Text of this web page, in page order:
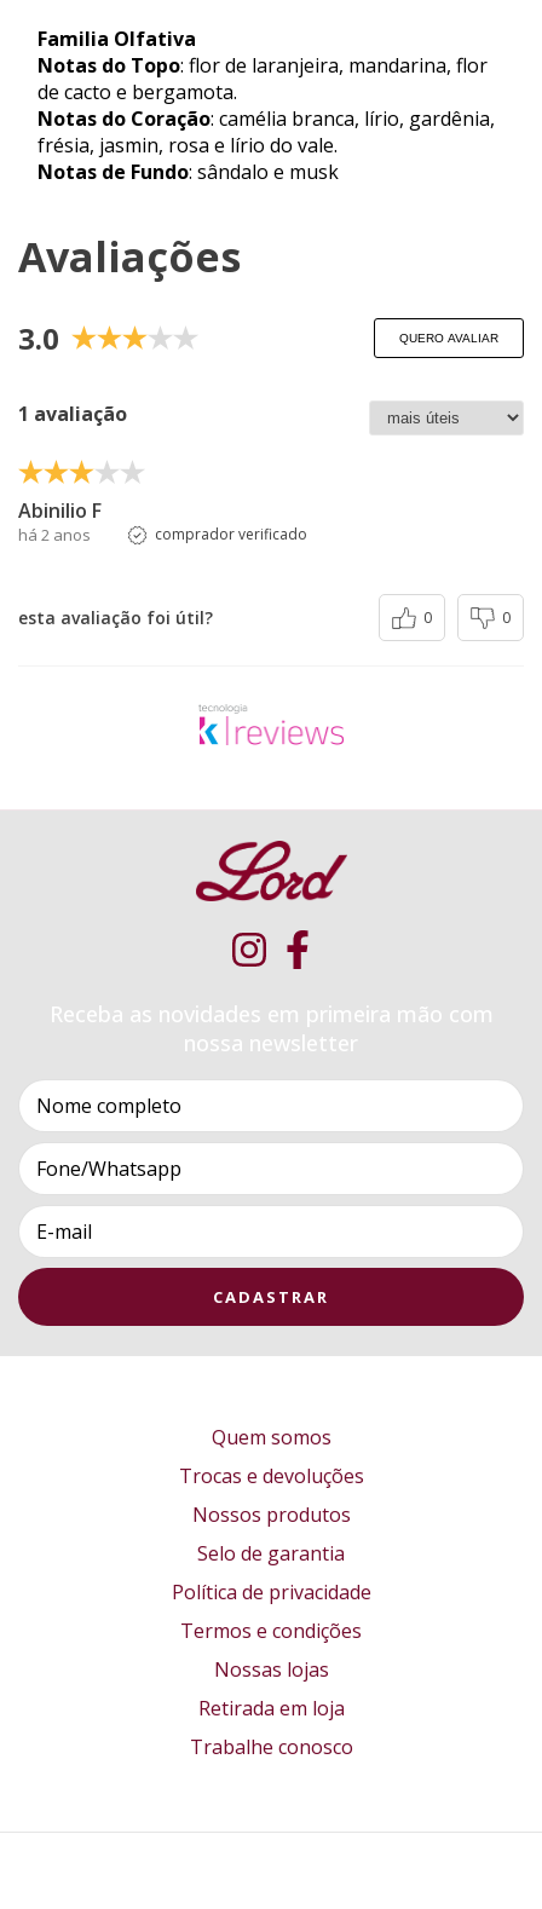
Familia Olfativa
Notas do Topo: flor de laranjeira, mandarina, flor
de cacto e bergamota.
Notas do Coração: camélia branca, lírio, gardênia,
frésia, jasmin, rosa e lírio do vale.
Notas de Fundo: sândalo e musk
Avaliações
3.0 QUERO AVALIAR
1 avaliação
Abinilio F
há 2 anos comprador verificado
esta avaliação foi útil? 0 0
Receba as novidades em primeira mão com
nossa newsletter
Quem somos
Trocas e devoluções
Nossos produtos
Selo de garantia
Política de privacidade
Termos e condições
Nossas lojas
Retirada em loja
Trabalhe conosco